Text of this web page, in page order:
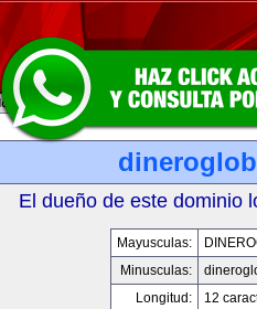
El dueño de este dominio
Mayusculas:
Minusculas:
Longitud:
12